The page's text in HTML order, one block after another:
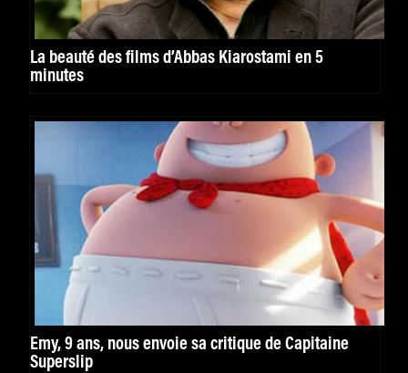
La beauté des films d’Abbas Kiarostami en 5
minutes
Emy, 9 ans, nous envoie sa critique de Capitaine
Superslip